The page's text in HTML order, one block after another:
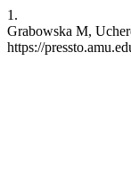
1.
Grabowska M,
https://